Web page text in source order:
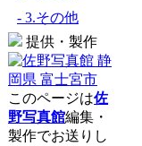
- 3.その他
提供・製作
このページは佐
野写真館編集・
製作でお送りし